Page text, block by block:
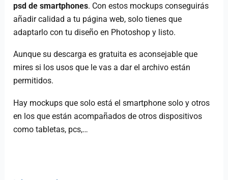
psd de smartphones. Con estos mockups conseguirás
añadir calidad a tu página web, solo tienes que
adaptarlo con tu diseño en Photoshop y listo.
Aunque su descarga es gratuita es aconsejable que
mires si los usos que le vas a dar el archivo están
permitidos.
Hay mockups que solo está el smartphone solo y otros
en los que están acompañados de otros dispositivos
como tabletas, pcs,…